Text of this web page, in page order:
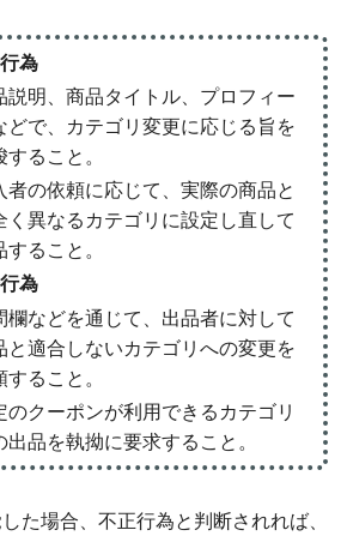
為
説明、商品タイトル、プロフィー
どで、カテゴリ変更に応じる旨を
すること。
者の依頼に応じて、実際の商品と
く異なるカテゴリに設定し直して
すること。
為
欄などを通じて、出品者に対して
と適合しないカテゴリへの変更を
すること。
のクーポンが利用できるカテゴリ
出品を執拗に要求すること。
た場合、不正行為と判断されれば、